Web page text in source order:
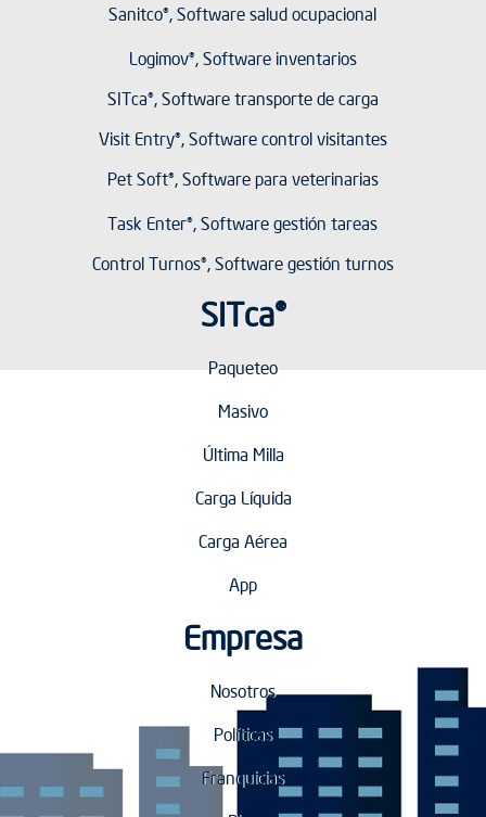
Sanitco®, Software salud ocupacional
Logimov®, Software inventarios
SITca®, Software transporte de carga
Visit Entry®, Software control visitantes
Pet Soft®, Software para veterinarias
Task Enter®, Software gestión tareas
Control Turnos®, Software gestión turnos
SITca®
Paqueteo
Masivo
Última Milla
Carga Líquida
Carga Aérea
App
Empresa
Nosotros
Políticas
Franquicias